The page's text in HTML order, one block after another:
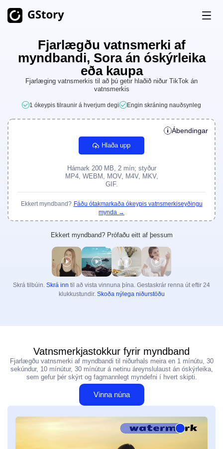
Gervigreindarmyndun (AI Generation)
AI myndagjafi Ótakmarkað
AI mynd til myndbands Ótakmarkað
AI Video Generator
Myndbandsverkfæri
Myndbandsþýðandi
AI myndbandsbútagerðarmaður (AI Clip Maker)
Bakgrunnur fjarlægður úr myndböndum
Vatnsmerki fjarlægt af myndböndum
Myndbandsbætandi Ótakmarkað
Ljósmyndaverkfæri
Bakgrunnur fjarlægður úr myndum
Vatnsmerki fjarlægt af myndum Ótakmarkað
Sjálfvirkur texta-gjafi
Verðlagning
Saga
Fjarlægðu vatnsmerki af
myndbandi, Sora án óskýrleika
eða kaupa
Fjarlæging vatnsmerkis til að þú getir hlaðið niður TikTok án
vatnsmerkis
1 ókeypis tilraunir á hverjum degi Engin skráning nauðsynleg
Hlaða upp
Hámark 200 MB, 2 mín; styður
MP4, WEBM, MOV, M4V, MKV,
GIF.
Ábendingar
Ekkert myndband? Fáðu ótakmarkaða ókeypis vatnsmerkiseyðingu
mynda →
Ekkert myndband? Prófaðu eitt af þessum
Skrá tilbúin. Skrá inn til að vista vinnuna þína. Gestaskrár renna út eftir 24
klukkustundir. Skoða nýlega niðurstöðu
Vatnsmerkjastokkur fyrir myndband
Fjarlægðu vatnsmerki af myndbandi til niðurhals meira en 1 mínútu, 30
sekúndur, 10 mínútur, 30 mínútur á netinu áreynslulaust án óskýrleika,
sem gefur þér skýrt og fagmannlegt myndefni í hvert skipti.
Vinna núna